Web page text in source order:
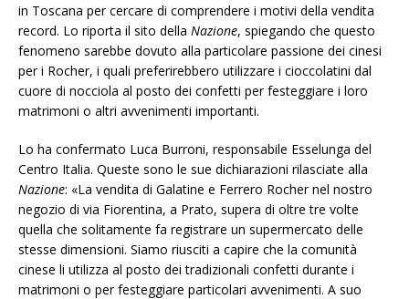
in Toscana per cercare di comprendere i motivi della vendita
record. Lo riporta il sito della Nazione, spiegando che questo
fenomeno sarebbe dovuto alla particolare passione dei cinesi
per i Rocher, i quali preferirebbero utilizzare i cioccolatini dal
cuore di nocciola al posto dei confetti per festeggiare i loro
matrimoni o altri avvenimenti importanti.
Lo ha confermato Luca Burroni, responsabile Esselunga del
Centro Italia. Queste sono le sue dichiarazioni rilasciate alla
Nazione: «La vendita di Galatine e Ferrero Rocher nel nostro
negozio di via Fiorentina, a Prato, supera di oltre tre volte
quella che solitamente fa registrare un supermercato delle
stesse dimensioni. Siamo riusciti a capire che la comunità
cinese li utilizza al posto dei tradizionali confetti durante i
matrimoni o per festeggiare particolari avvenimenti. A suo